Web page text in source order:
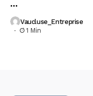
…
Vaucluse_Entreprise
1 Min